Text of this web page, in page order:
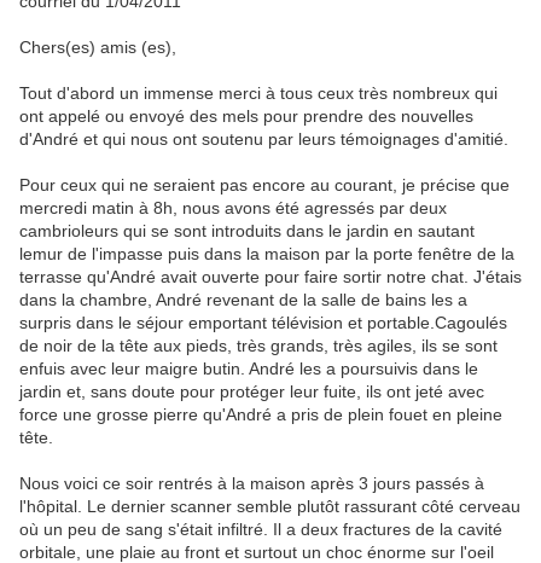
Chers(es) amis (es),
Tout d'abord un immense merci à tous ceux très nombreux qui
ont appelé ou envoyé des mels pour prendre des nouvelles
d'André et qui nous ont soutenu par leurs témoignages d'amitié.
Pour ceux qui ne seraient pas encore au courant, je précise que
mercredi matin à 8h, nous avons été agressés par deux
cambrioleurs qui se sont introduits dans le jardin en sautant
lemur de l'impasse puis dans la maison par la porte fenêtre de la
terrasse qu'André avait ouverte pour faire sortir notre chat. J'étais
dans la chambre, André revenant de la salle de bains les a
surpris dans le séjour emportant télévision et portable.Cagoulés
de noir de la tête aux pieds, très grands, très agiles, ils se sont
enfuis avec leur maigre butin. André les a poursuivis dans le
jardin et, sans doute pour protéger leur fuite, ils ont jeté avec
force une grosse pierre qu'André a pris de plein fouet en pleine
tête.
Nous voici ce soir rentrés à la maison après 3 jours passés à
l'hôpital. Le dernier scanner semble plutôt rassurant côté cerveau
où un peu de sang s'était infiltré. Il a deux fractures de la cavité
orbitale, une plaie au front et surtout un choc énorme sur l'oeil